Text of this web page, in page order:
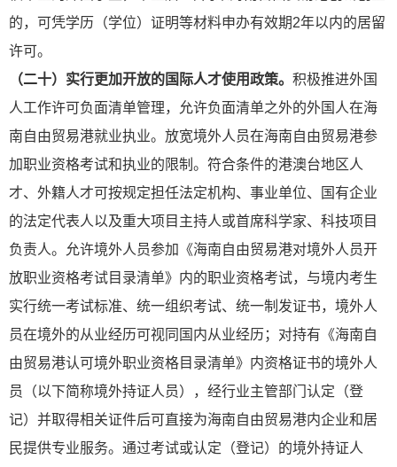
的，可凭学历（学位）证明等材料申办有效期2年以内的居留
许可。
（二十）实行更加开放的国际人才使用政策。 积极推进外国
人工作许可负面清单管理，允许负面清单之外的外国人在海
南自由贸易港就业执业。放宽境外人员在海南自由贸易港参
加职业资格考试和执业的限制。符合条件的港澳台地区人
才、外籍人才可按规定担任法定机构、事业单位、国有企业
的法定代表人以及重大项目主持人或首席科学家、科技项目
负责人。允许境外人员参加《海南自由贸易港对境外人员开
放职业资格考试目录清单》内的职业资格考试，与境内考生
实行统一考试标准、统一组织考试、统一制发证书，境外人
员在境外的从业经历可视同国内从业经历；对持有《海南自
由贸易港认可境外职业资格目录清单》内资格证书的境外人
员（以下简称境外持证人员），经行业主管部门认定（登
记）并取得相关证件后可直接为海南自由贸易港内企业和居
民提供专业服务。通过考试或认定（登记）的境外持证人